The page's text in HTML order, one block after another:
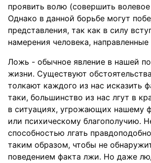
проявить волю (совершить
Однако в данной борьбе могут
представления, так как в силу
намерения человека, направленные
Ложь - обычное явление в нашей
жизни. Существуют
толкают каждого из нас исказить
таки, большинство из нас лгут в
в ситуациях, угрожающих нашему
или психическому благополучию.
способностью лгать
таким образом, чтобы не
поведением факта лжи. Но даже